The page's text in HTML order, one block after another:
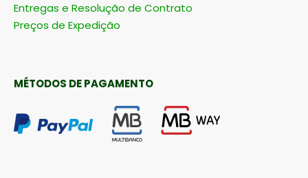
Entregas e Resolução de Contrato
Preços de Expedição
MÉTODOS DE PAGAMENTO